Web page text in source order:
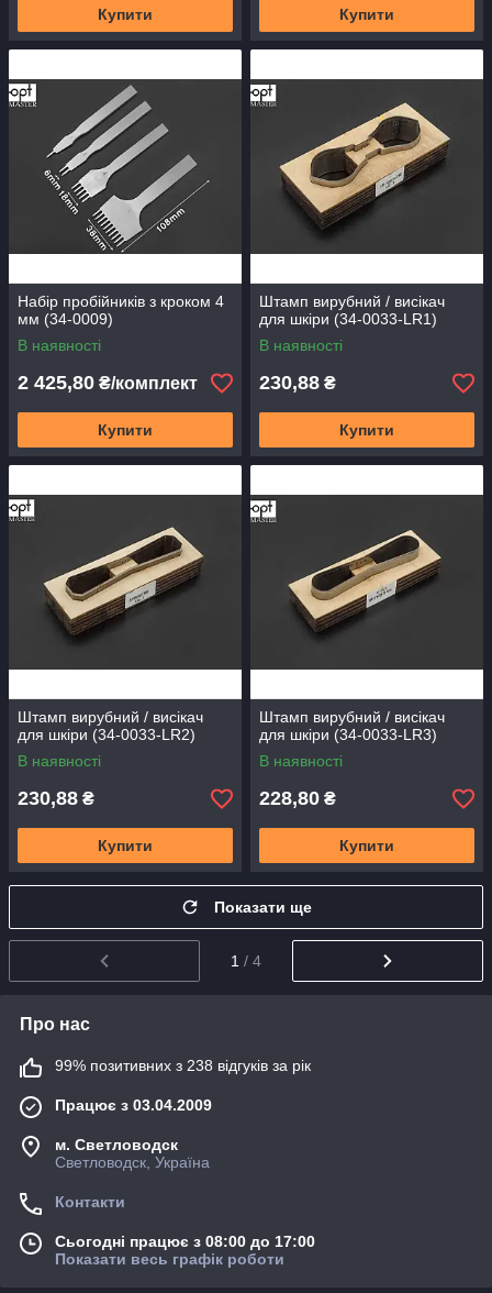
Купити Купити
Набір пробійників з кроком 4
мм (34-0009)
В наявності
2 425,80 ₴/комплект
Купити
Штамп вирубний / висікач
для шкіри (34-0033-LR1)
В наявності
230,88 ₴
Купити
Штамп вирубний / висікач
для шкіри (34-0033-LR2)
В наявності
230,88 ₴
Купити
Штамп вирубний / висікач
для шкіри (34-0033-LR3)
В наявності
228,80 ₴
Купити
Показати ще
1 / 4
Про нас
99% позитивних з 238 відгуків за рік
Працює з 03.04.2009
м. Светловодск
Светловодск, Україна
Контакти
Сьогодні працює з 08:00 до 17:00
Показати весь графік роботи